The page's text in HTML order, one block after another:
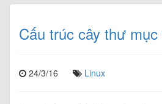
Cấu trúc cây thư
24/3/16 Linux